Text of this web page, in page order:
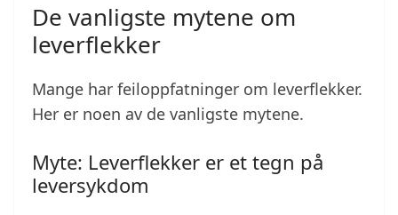
De vanligste mytene om
leverflekker
Mange har feiloppfatninger om leverflekker.
Her er noen av de vanligste mytene.
Myte: Leverflekker er et tegn på
leversykdom